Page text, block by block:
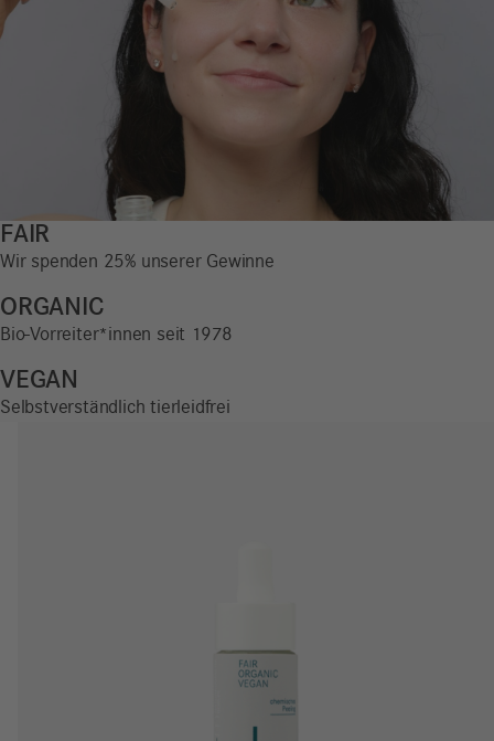
FAIR
Wir spenden 25% unserer Gewinne
ORGANIC
Bio-Vorreiter*innen seit 1978
VEGAN
Selbstverständlich tierleidfrei